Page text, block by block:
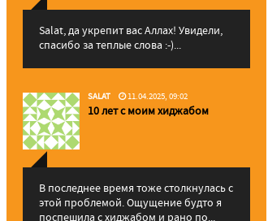
Salat, да укрепит вас Аллаx! Увидели,
спасибо за теплые слова :-)...
SALAT 11.04.2025, 09:02
10 лет с моим хиджабом
В последнее время тоже столкнулась с
этой проблемой. Ощущение будто я
поспешила с хиджабом и рано по...